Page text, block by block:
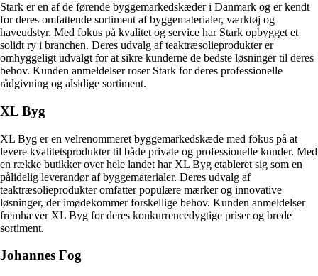
Stark er en af de førende byggemarkedskæder i Danmark og er kendt
for deres omfattende sortiment af byggematerialer, værktøj og
haveudstyr. Med fokus på kvalitet og service har Stark opbygget et
solidt ry i branchen. Deres udvalg af teaktræsolieprodukter er
omhyggeligt udvalgt for at sikre kunderne de bedste løsninger til deres
behov. Kunden anmeldelser roser Stark for deres professionelle
rådgivning og alsidige sortiment.
XL Byg
XL Byg er en velrenommeret byggemarkedskæde med fokus på at
levere kvalitetsprodukter til både private og professionelle kunder. Med
en række butikker over hele landet har XL Byg etableret sig som en
pålidelig leverandør af byggematerialer. Deres udvalg af
teaktræsolieprodukter omfatter populære mærker og innovative
løsninger, der imødekommer forskellige behov. Kunden anmeldelser
fremhæver XL Byg for deres konkurrencedygtige priser og brede
sortiment.
Johannes Fog